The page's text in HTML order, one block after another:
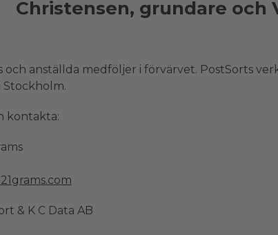
Christensen, grundare och
anställda medföljer i förvärvet. PostSorts
kontakta:
& K C Data AB